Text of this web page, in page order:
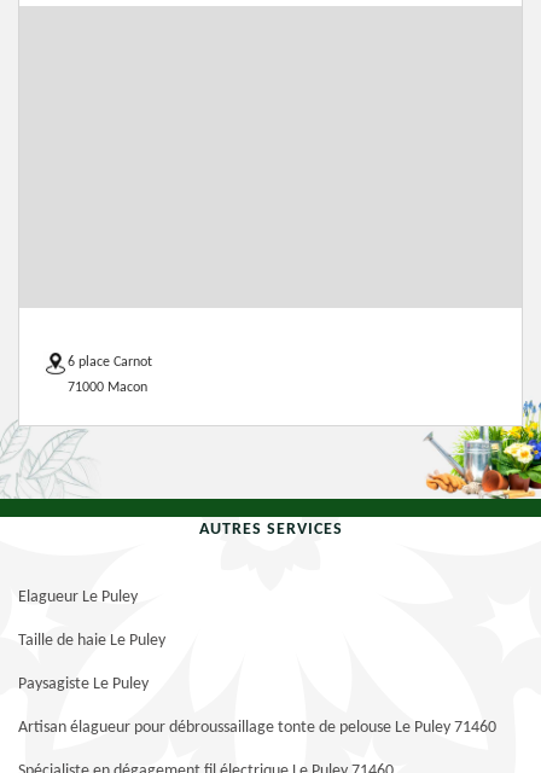
6 place Carnot
71000 Macon
AUTRES SERVICES
Elagueur Le Puley
Taille de haie Le Puley
Paysagiste Le Puley
Artisan élagueur pour débroussaillage tonte de pelouse Le Puley 71460